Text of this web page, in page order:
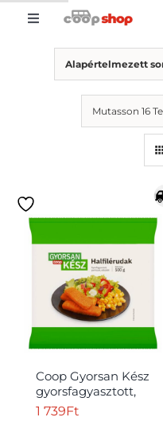
Kihagyás
Toggle
Bejelentkezés
Kiszállítás
Termékek
Alapértelmezett
Mutasson 16
Coop Gyorsan Kész
gyorsfagyasztott,
panírozott,
1 739Ft